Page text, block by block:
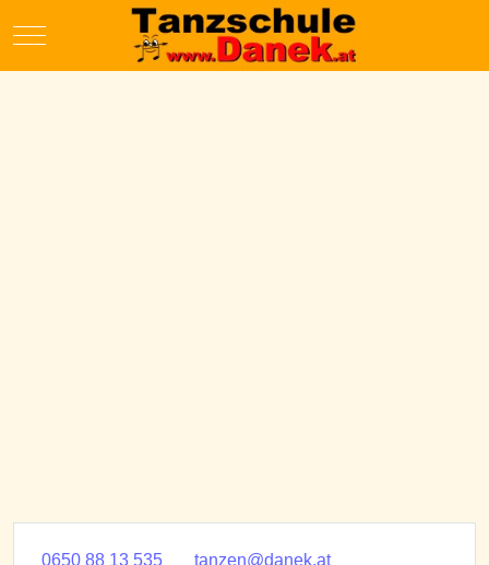
Mobile Menu Toggle
0650 88 13 535
tanzen@danek.at